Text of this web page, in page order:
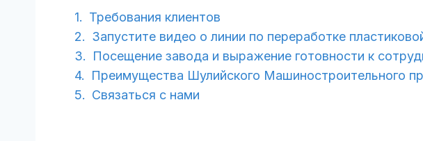
Требования клиентов
Запустите видео о линии по переработке
Посещение завода и выражение готовности к
Преимущества Шулийского Машиностроительного
Связаться с нами